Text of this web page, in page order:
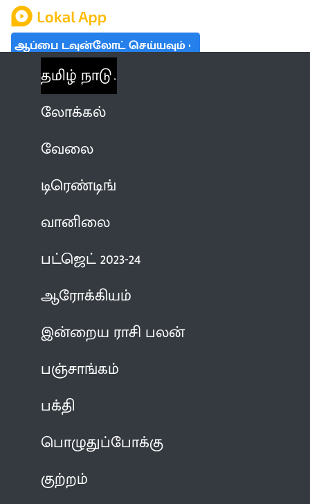
ஆப்பை டவுன்லோட் செய்யவும்
தமிழ் நாடு
லோக்கல்
வேலை
டிரெண்டிங்
வானிலை
பட்ஜெட் 2023-24
ஆரோக்கியம்
இன்றைய ராசி பலன்
பஞ்சாங்கம்
பக்தி
பொழுதுப்போக்கு
குற்றம்